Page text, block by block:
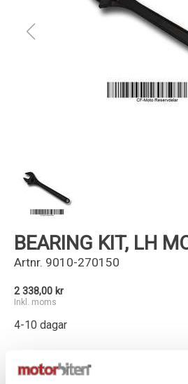
BEARING KIT, LH
Artnr. 9010-270150
2 338,00 kr
Inkl. moms
4-10 dagar
- +